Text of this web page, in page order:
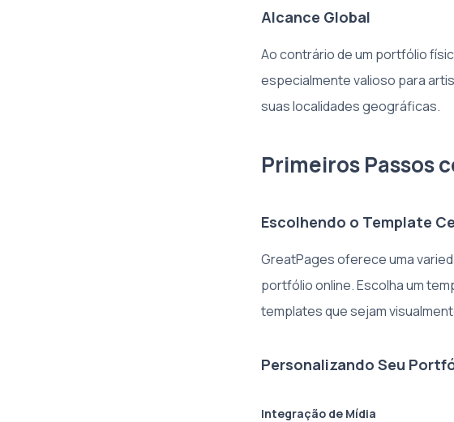
Alcance Global
Ao contrário de um portfólio
especialmente valioso para
suas localidades geográficas.
Primeiros Passos
Escolhendo o Template
GreatPages oferece uma
portfólio online. Escolha um
templates que sejam
Personalizando Seu
Integração de Mídia